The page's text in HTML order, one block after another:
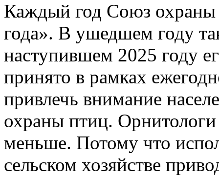
Каждый год Союз охраны
года». В ушедшем году
наступившем 2025 году
принято в рамках
привлечь внимание
охраны птиц. Орнитологи
меньше. Потому что
сельском хозяйстве